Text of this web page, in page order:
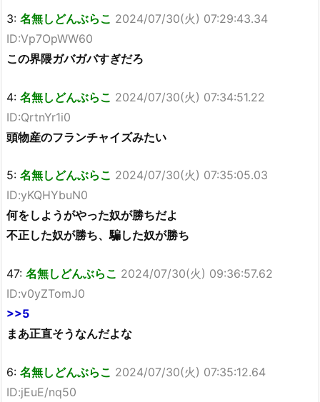
3: 名無しどんぶらこ 2024/07/30(火) 07:29:43.34
ID:Vp7OpWW60
この界隈ガバガバすぎだろ
4: 名無しどんぶらこ 2024/07/30(火) 07:34:51.22
ID:QrtnYr1i0
頭物産のフランチャイズみたい
5: 名無しどんぶらこ 2024/07/30(火) 07:35:05.03
ID:yKQHYbuN0
何をしようがやった奴が勝ちだよ
不正した奴が勝ち、騙した奴が勝ち
47: 名無しどんぶらこ 2024/07/30(火) 09:36:57.62
ID:v0yZTomJ0
>>5
まあ正直そうなんだよな
6: 名無しどんぶらこ 2024/07/30(火) 07:35:12.64
ID:jEuE/nq50